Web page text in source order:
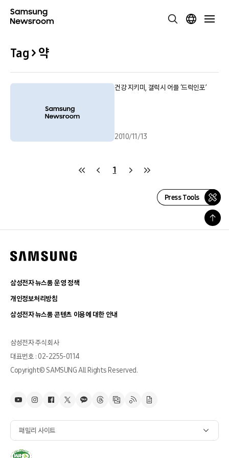
Tag > 약
건강 지키미, 갤럭시 어플 ‘드럭인포’
2010/11/13
1
Press Tools
삼성전자 뉴스룸 운영 정책
개인정보처리방침
삼성전자 뉴스룸 콘텐츠 이용에 대한 안내
삼성전자 주식회사
대표번호 : 02-2255-0114
Copyright© SAMSUNG All Rights Reserved.
패밀리 사이트